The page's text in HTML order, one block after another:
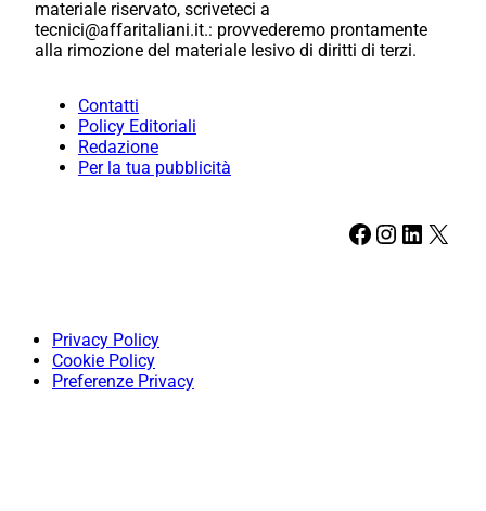
materiale riservato, scriveteci a
tecnici@affaritaliani.it.: provvederemo prontamente
alla rimozione del materiale lesivo di diritti di terzi.
Contatti
Policy Editoriali
Redazione
Per la tua pubblicità
Facebook Instagram LinkedIn X
Privacy Policy
Cookie Policy
Preferenze Privacy